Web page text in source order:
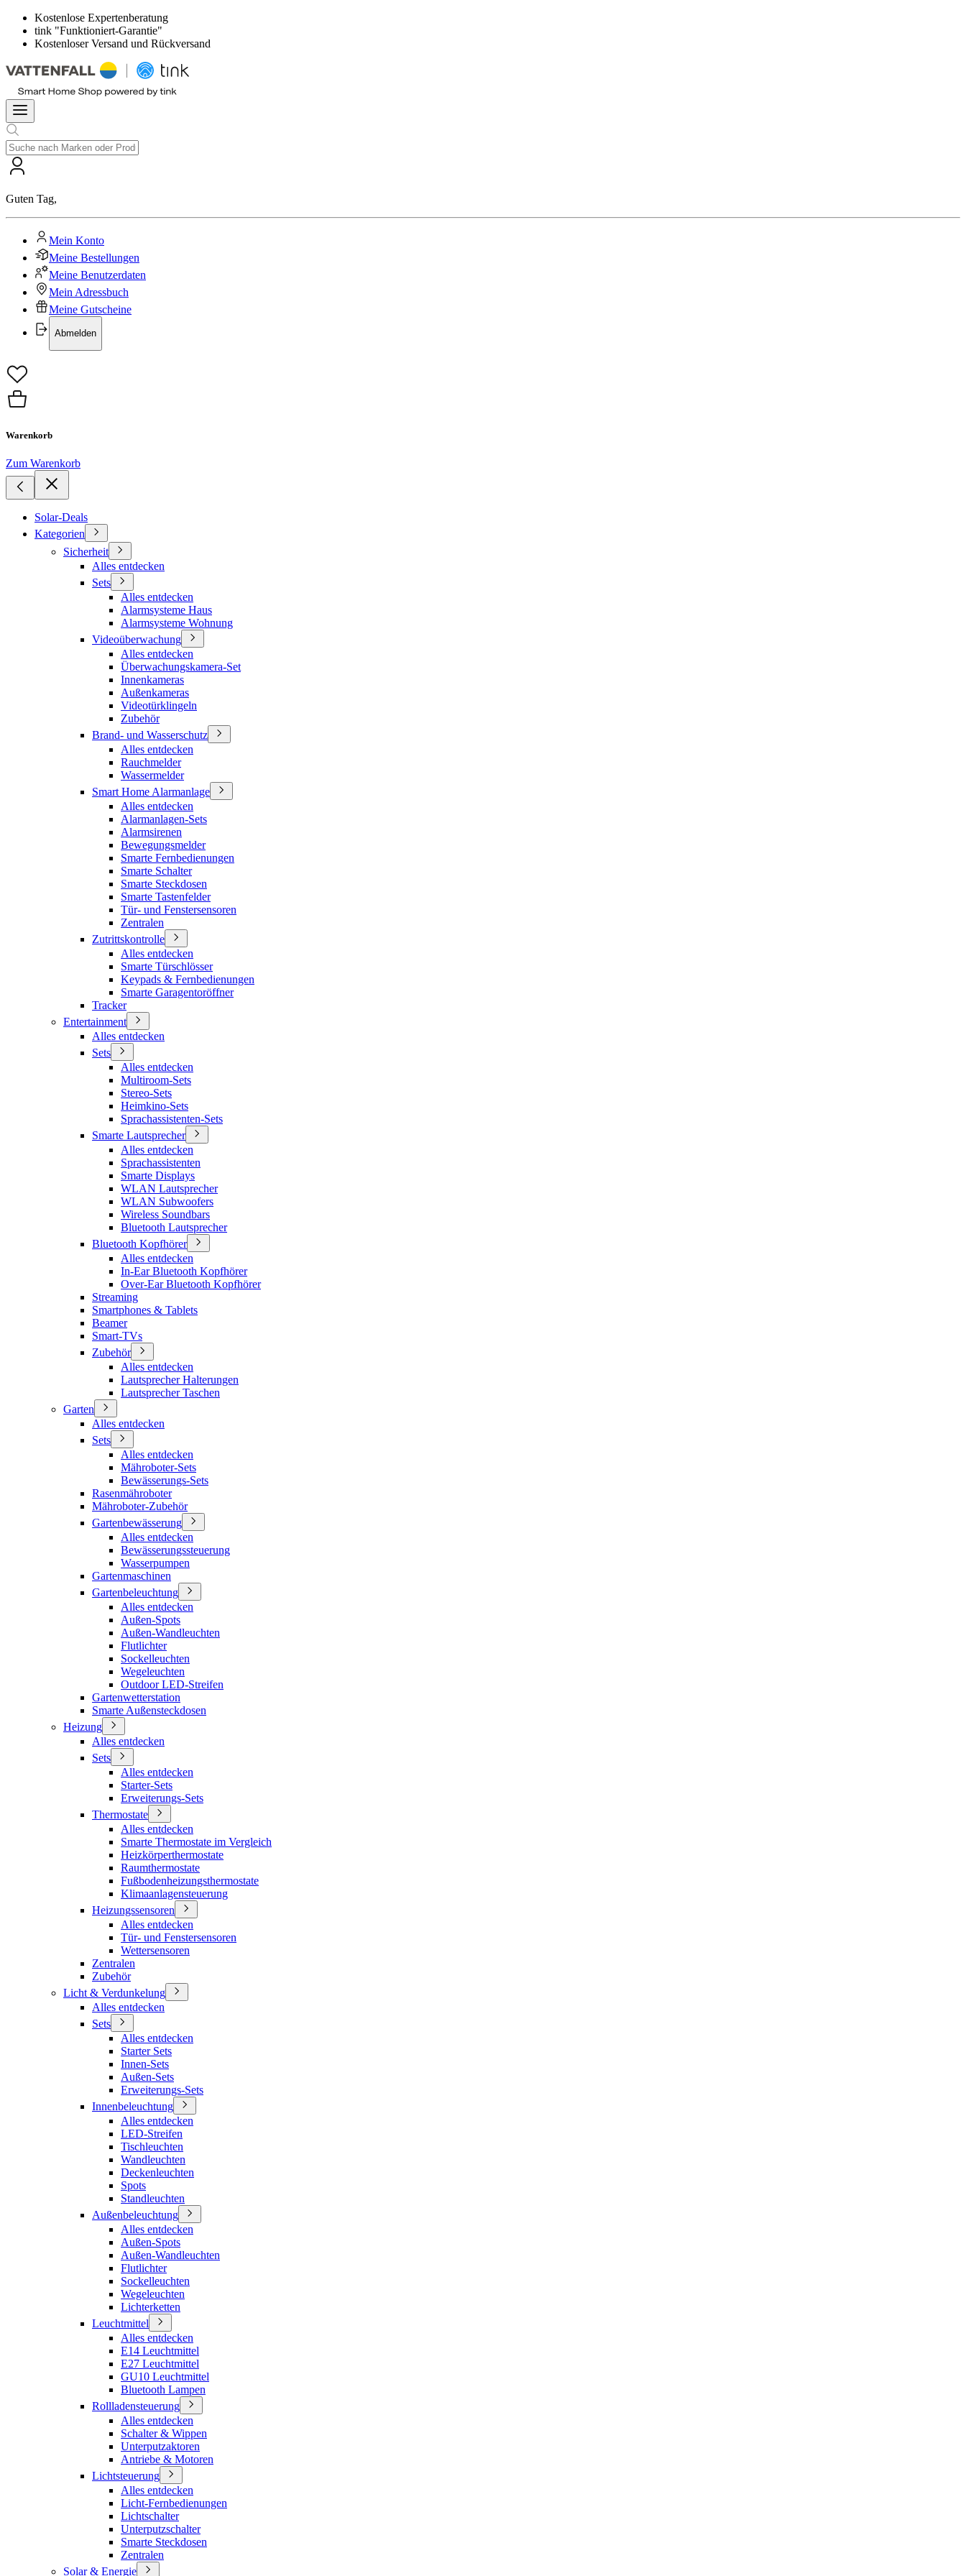
Kostenlose Expertenberatung
tink "Funktioniert-Garantie"
Kostenloser Versand und Rückversand
Guten Tag,
Mein Konto
Meine Bestellungen
Meine Benutzerdaten
Mein Adressbuch
Meine Gutscheine
Abmelden
Warenkorb
Zum Warenkorb
Solar-Deals
Kategorien
Sicherheit
Alles entdecken
Sets
Alles entdecken
Alarmsysteme Haus
Alarmsysteme Wohnung
Videoüberwachung
Alles entdecken
Überwachungskamera-Set
Innenkameras
Außenkameras
Videotürklingeln
Zubehör
Brand- und Wasserschutz
Alles entdecken
Rauchmelder
Wassermelder
Smart Home Alarmanlage
Alles entdecken
Alarmanlagen-Sets
Alarmsirenen
Bewegungsmelder
Smarte Fernbedienungen
Smarte Schalter
Smarte Steckdosen
Smarte Tastenfelder
Tür- und Fenstersensoren
Zentralen
Zutrittskontrolle
Alles entdecken
Smarte Türschlösser
Keypads & Fernbedienungen
Smarte Garagentoröffner
Tracker
Entertainment
Alles entdecken
Sets
Alles entdecken
Multiroom-Sets
Stereo-Sets
Heimkino-Sets
Sprachassistenten-Sets
Smarte Lautsprecher
Alles entdecken
Sprachassistenten
Smarte Displays
WLAN Lautsprecher
WLAN Subwoofers
Wireless Soundbars
Bluetooth Lautsprecher
Bluetooth Kopfhörer
Alles entdecken
In-Ear Bluetooth Kopfhörer
Over-Ear Bluetooth Kopfhörer
Streaming
Smartphones & Tablets
Beamer
Smart-TVs
Zubehör
Alles entdecken
Lautsprecher Halterungen
Lautsprecher Taschen
Garten
Alles entdecken
Sets
Alles entdecken
Mähroboter-Sets
Bewässerungs-Sets
Rasenmähroboter
Mähroboter-Zubehör
Gartenbewässerung
Alles entdecken
Bewässerungssteuerung
Wasserpumpen
Gartenmaschinen
Gartenbeleuchtung
Alles entdecken
Außen-Spots
Außen-Wandleuchten
Flutlichter
Sockelleuchten
Wegeleuchten
Outdoor LED-Streifen
Gartenwetterstation
Smarte Außensteckdosen
Heizung
Alles entdecken
Sets
Alles entdecken
Starter-Sets
Erweiterungs-Sets
Thermostate
Alles entdecken
Smarte Thermostate im Vergleich
Heizkörperthermostate
Raumthermostate
Fußbodenheizungsthermostate
Klimaanlagensteuerung
Heizungssensoren
Alles entdecken
Tür- und Fenstersensoren
Wettersensoren
Zentralen
Zubehör
Licht & Verdunkelung
Alles entdecken
Sets
Alles entdecken
Starter Sets
Innen-Sets
Außen-Sets
Erweiterungs-Sets
Innenbeleuchtung
Alles entdecken
LED-Streifen
Tischleuchten
Wandleuchten
Deckenleuchten
Spots
Standleuchten
Außenbeleuchtung
Alles entdecken
Außen-Spots
Außen-Wandleuchten
Flutlichter
Sockelleuchten
Wegeleuchten
Lichterketten
Leuchtmittel
Alles entdecken
E14 Leuchtmittel
E27 Leuchtmittel
GU10 Leuchtmittel
Bluetooth Lampen
Rollladensteuerung
Alles entdecken
Schalter & Wippen
Unterputzaktoren
Antriebe & Motoren
Lichtsteuerung
Alles entdecken
Licht-Fernbedienungen
Lichtschalter
Unterputzschalter
Smarte Steckdosen
Zentralen
Solar & Energie